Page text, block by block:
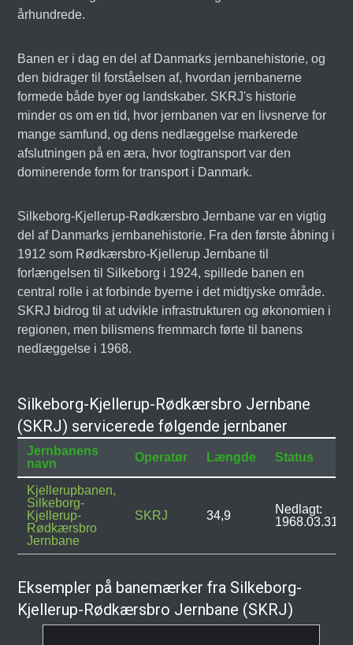
århundrede.
Banen er i dag en del af Danmarks jernbanehistorie, og
den bidrager til forståelsen af, hvordan jernbanerne
formede både byer og landskaber. SKRJ's historie
minder os om en tid, hvor jernbanen var en livsnerve for
mange samfund, og dens nedlæggelse markerede
afslutningen på en æra, hvor togtransport var den
dominerende form for transport i Danmark.
Silkeborg-Kjellerup-Rødkærsbro Jernbane var en vigtig
del af Danmarks jernbanehistorie. Fra den første åbning i
1912 som Rødkærsbro-Kjellerup Jernbane til
forlængelsen til Silkeborg i 1924, spillede banen en
central rolle i at forbinde byerne i det midtjyske område.
SKRJ bidrog til at udvikle infrastrukturen og økonomien i
regionen, men bilismens fremmarch førte til banens
nedlæggelse i 1968.
Silkeborg-Kjellerup-Rødkærsbro Jernbane
(SKRJ) servicerede følgende jernbaner
Jernbanens
navn
Operatør Længde Status
Kjellerupbanen,
Silkeborg-
Kjellerup-
Rødkærsbro
Jernbane
SKRJ 34,9
Nedlagt:
1968.03.31
Eksempler på banemærker fra Silkeborg-
Kjellerup-Rødkærsbro Jernbane (SKRJ)